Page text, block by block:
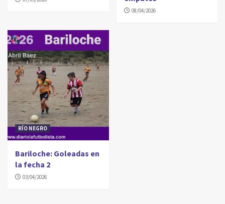
08/04/2026
RÍO NEGRO
Bariloche: Goleadas en
la fecha 2
03/04/2026